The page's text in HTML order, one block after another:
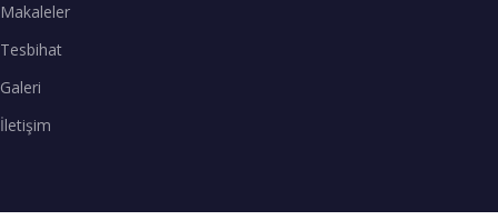
Makaleler
Tesbihat
Galeri
İletişim